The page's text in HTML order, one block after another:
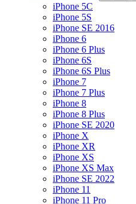
iPhone 5C
iPhone 5S
iPhone SE 2016
iPhone 6
iPhone 6 Plus
iPhone 6S
iPhone 6S Plus
iPhone 7
iPhone 7 Plus
iPhone 8
iPhone 8 Plus
iPhone SE 2020
iPhone X
iPhone XR
iPhone XS
iPhone XS Max
iPhone SE 2022
iPhone 11
iPhone 11 Pro